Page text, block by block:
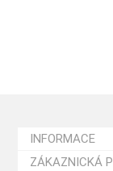
INFORMACE
ZÁKAZNICKÁ